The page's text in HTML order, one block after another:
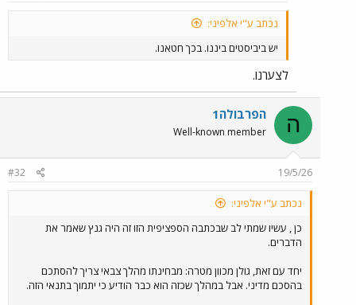
נכתב ע"י אלפיני:
יש ביביסטים ביננו. בכך חטאנו.
לצערנו.
ה הפרבולה1
Well-known member
19/5/26
#32
נכתב ע"י אלפיני:
כן , עשיו שמתי לב שבכתבה הספציפית הזו זה היה גנץ שאמר את
הדברים.
יחד עם זאת, גולן מכוון מטרה: מבחינתו מהלך צבאי צריך להסתכם
בהסכם מדיני. אבל במהלך שכזה הוא כבר הודיע כי יתמוך בתנאי הזה.